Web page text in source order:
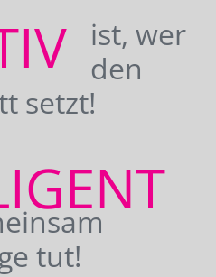
ist, wer
den
setzt!
tut!